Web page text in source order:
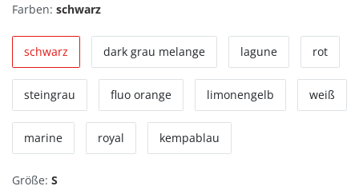
Farben: schwarz
schwarz dark grau melange lagune rot
steingrau fluo orange limonengelb weiß
marine royal kempablau
Größe: S